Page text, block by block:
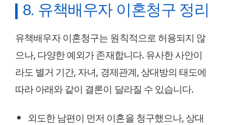
8. 유책배우자 이혼청구 정리
유책배우자 이혼청구는 원칙적으로 허용되지 않
으나, 다양한 예외가 존재합니다. 유사한 사안이
라도 별거 기간, 자녀, 경제관계, 상대방의 태도에
따라 아래와 같이 결론이 달라질 수 있습니다.
외도한 남편이 먼저 이혼을 청구했으나, 상대